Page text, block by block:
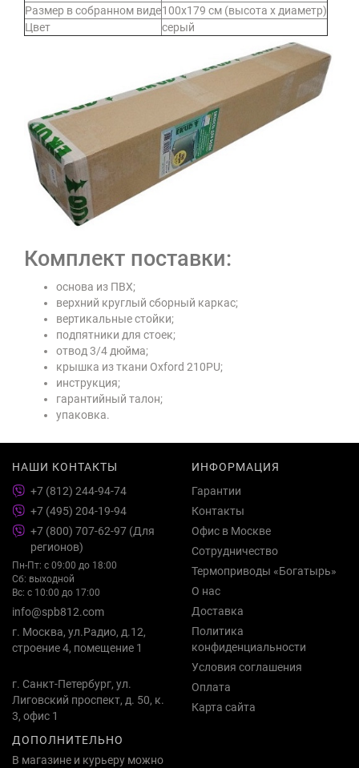
Размер в собранном виде100х179 см (высота х диаметр)
Цвет
серый
Комплект поставки:
основа из ПВХ;
верхний круглый сборный каркас;
вертикальные стойки;
подпятники для стоек;
отвод 3/4 дюйма;
крышка из ткани Oxford 210PU;
инструкция;
гарантийный талон;
упаковка.
НАШИ КОНТАКТЫ
+7 (812) 244-94-74
+7 (495) 204-19-94
+7 (800) 707-62-97 (Для
регионов)
Пн-Пт: с 09:00 до 18:00
Сб: выходной
Вс: с 10:00 до 17:00
info@spb812.com
г. Москва, ул.Радио, д.12,
строение 4, помещение 1
г. Санкт-Петербург, ул.
Лиговский проспект, д. 50, к.
3, офис 1
ИНФОРМАЦИЯ
Гарантии
Контакты
Офис в Москве
Сотрудничество
Термоприводы «Богатырь»
О нас
Доставка
Политика
конфиденциальности
Условия соглашения
Оплата
Карта сайта
ДОПОЛНИТЕЛЬНО
В магазине и курьеру можно